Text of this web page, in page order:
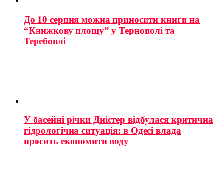
До 10 серпня можна приносити книги на
“Книжкову площу” у Тернополі та
Теребовлі
У басейні річки Дністер відбулася критична
гідрологічна ситуація: в Одесі влада
просить економити воду